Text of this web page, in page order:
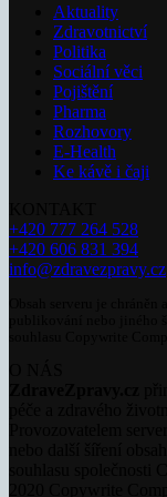
Aktuality
Zdravotnictví
Politika
Sociální věci
Pojištění
Pharma
Rozhovory
E-Health
Ke kávě i čaji
+420 777 264 528
+420 606 831 394
info@zdravezpravy.cz